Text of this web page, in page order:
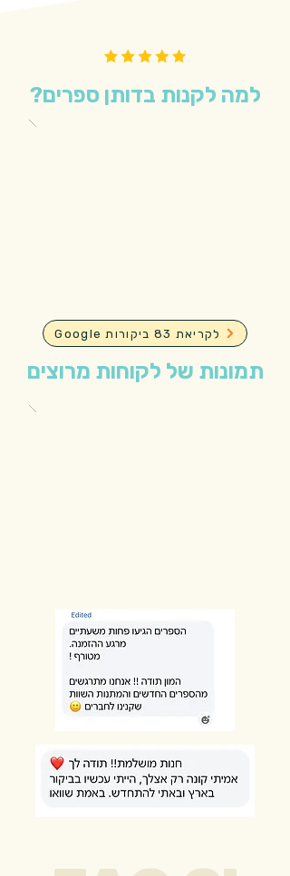
למה לקנות בדותן ספרים?
Google לקריאת 83 ביקורות
תמונות של לקוחות מרוצים